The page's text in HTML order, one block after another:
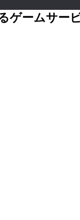
ゲームサー